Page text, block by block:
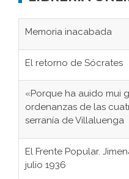
Memoria inacabada
El retorno de Sócrates
«Porque ha auido mui
ordenanzas de las
serranía de Villaluenga
El Frente Popular.
julio 1936